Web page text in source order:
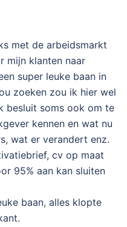
met de arbeidsmarkt
mijn klanten naar
super leuke baan in
zoeken zou ik hier wel
besluit soms ook om te
kennen en wat nu
wat er verandert enz.
cv op maat
95% aan kan sluiten
baan, alles klopte